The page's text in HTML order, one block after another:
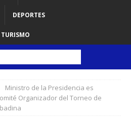
DEPORTES
TURISMO
Ministro de la Presidencia es
Organizador del Torneo de